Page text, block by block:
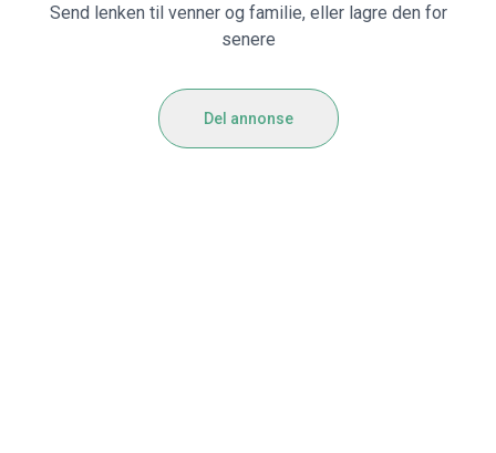
Send lenken til venner og familie, eller lagre den for
senere
Del annonse